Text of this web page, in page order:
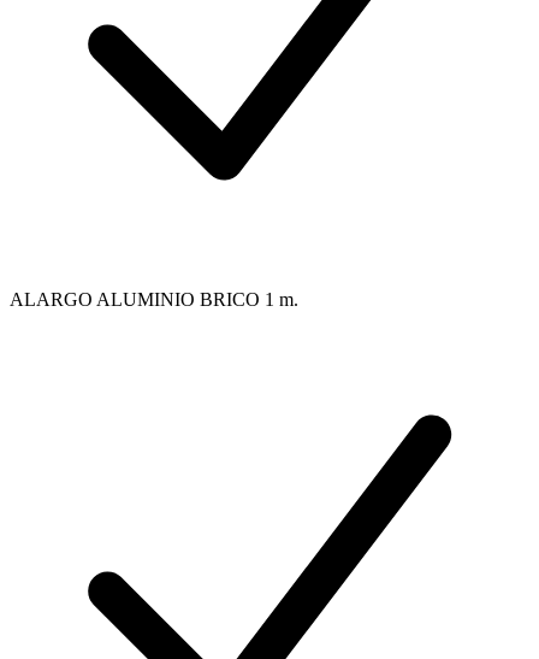
ALARGO ALUMINIO BRICO 1 m.